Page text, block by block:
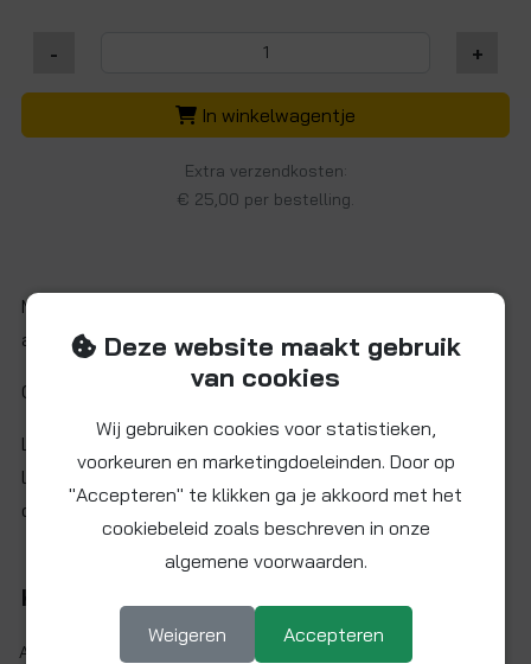
- +
In winkelwagentje
Extra verzendkosten:
€ 25,00 per bestelling.
Messing terugslagklep met RVS (AISI304) klep en NBR
afdichting. Installatie mogelijk in elke positie.
Ook leverbaar met kunststof klep (zie onder).
Let op: artikel momenteel niet voorradig. Verwachte
levertijd (onder voorbehoud): ca. 2-3 werkweken na
opdracht
Kenmerken
Artikelnr.:
Deze website maakt gebruik
van cookies
Wij gebruiken cookies voor statistieken,
voorkeuren en marketingdoeleinden. Door op
"Accepteren" te klikken ga je akkoord met het
cookiebeleid zoals beschreven in onze
algemene voorwaarden.
Weigeren Accepteren